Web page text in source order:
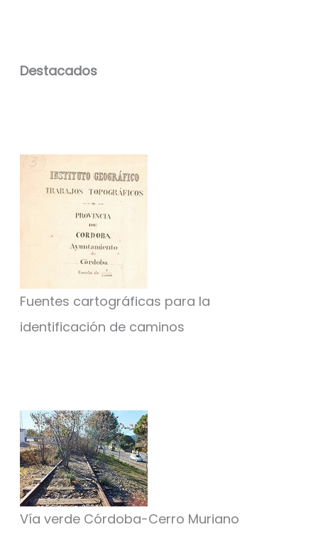
Destacados
Fuentes cartográficas para la
identificación de caminos
Vía verde Córdoba-Cerro Muriano